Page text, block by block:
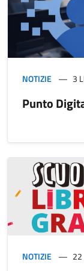
NOTIZIE 3
Punto
NOTIZIE 22